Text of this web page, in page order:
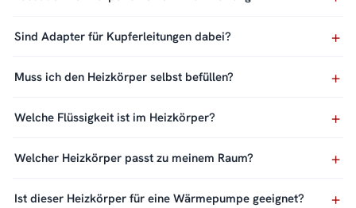
Sind Adapter für Kupferleitungen dabei?
Muss ich den Heizkörper selbst befüllen?
Welche Flüssigkeit ist im Heizkörper?
Welcher Heizkörper passt zu meinem Raum?
Ist dieser Heizkörper für eine Wärmepumpe geeignet?